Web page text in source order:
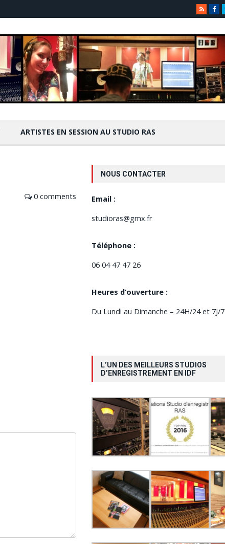
ARTISTES EN SESSION AU STUDIO RAS
0 comments
NOUS CONTACTER
Email :
studioras@gmx.fr
Téléphone :
06 04 47 47 26
Heures d’ouverture :
Du Lundi au Dimanche – 24H/24 et 7J/7
L’UN DES MEILLEURS STUDIOS
D’ENREGISTREMENT EN IDF